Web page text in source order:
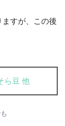
すが、この後
ら豆 他